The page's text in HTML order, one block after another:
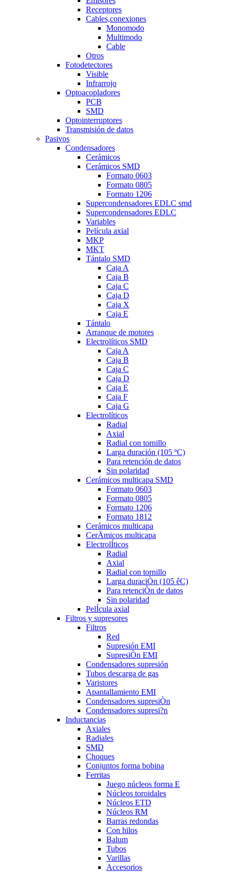
Receptores
Cables,conexiones
Monomodo
Multimodo
Cable
Otros
Fotodetectores
Visible
Infrarrojo
Optoacopladores
PCB
SMD
Optointerruptores
Transmisión de datos
Pasivos
Condensadores
Cerámicos
Cerámicos SMD
Formato 0603
Formato 0805
Formato 1206
Supercondensadores EDLC smd
Supercondensadores EDLC
Variables
Película axial
MKP
MKT
Tántalo SMD
Caja A
Caja B
Caja C
Caja D
Caja X
Caja E
Tántalo
Arranque de motores
Electrolíticos SMD
Caja A
Caja B
Caja C
Caja D
Caja E
Caja F
Caja G
Electrolíticos
Radial
Axial
Radial con tornillo
Larga duración (105 ºC)
Para retención de datos
Sin polaridad
Cerámicos multicapa SMD
Formato 0603
Formato 0805
Formato 1206
Formato 1812
Cerámicos multicapa
CerÄmicos multicapa
ElectrolÍticos
Radial
Axial
Radial con tornillo
Larga duraciÒn (105 êC)
Para retenciÒn de datos
Sin polaridad
PelÍcula axial
Filtros y supresores
Filtros
Red
Supresión EMI
SupresiÒn EMI
Condensadores supresión
Tubos descarga de gas
Varistores
Apantallamiento EMI
Condensadores supresiÒn
Condensadores supresi?n
Inductancias
Axiales
Radiales
SMD
Choques
Conjuntos forma bobina
Ferritas
Juego núcleos forma E
Núcleos toroidales
Núcleos ETD
Núcleos RM
Barras redondas
Con hilos
Balum
Tubos
Varillas
Accesorios